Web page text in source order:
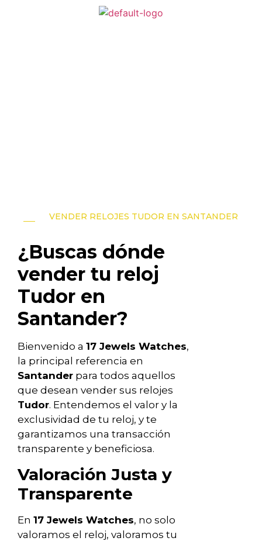
VENDER RELOJES TUDOR EN SANTANDER
¿Buscas dónde
vender tu reloj
Tudor en
Santander?
Bienvenido a 17 Jewels Watches,
la principal referencia en
Santander para todos aquellos
que desean vender sus relojes
Tudor. Entendemos el valor y la
exclusividad de tu reloj, y te
garantizamos una transacción
transparente y beneficiosa.
Valoración Justa y
Transparente
En 17 Jewels Watches, no solo
valoramos el reloj, valoramos tu